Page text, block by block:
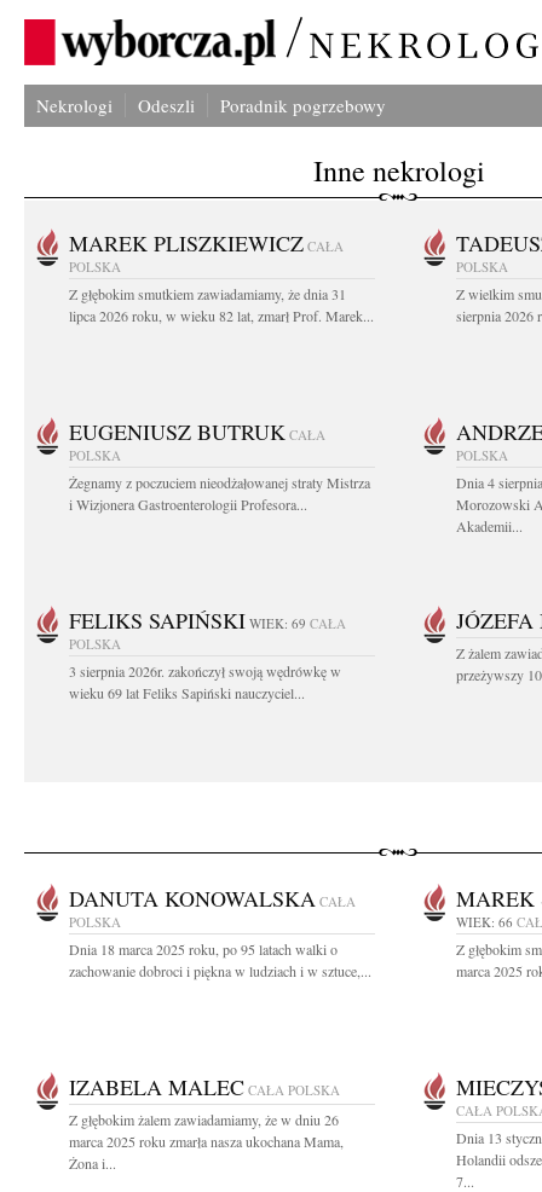
Nekrologi Odeszli Poradnik pogrzebowy
Inne nekrologi
MAREK PLISZKIEWICZ CAŁA
POLSKA
Z głębokim smutkiem zawiadamiamy, że dnia 31
lipca 2026 roku, w wieku 82 lat, zmarł Prof. Marek...
POLSKA
Z wielkim
sierpnia 2026
EUGENIUSZ BUTRUK CAŁA
POLSKA
Żegnamy z poczuciem nieodżałowanej straty Mistrza
i Wizjonera Gastroenterologii Profesora...
POLSKA
Dnia 4
Morozowski
Akademii...
FELIKS SAPIŃSKI WIEK: 69 CAŁA
POLSKA
3 sierpnia 2026r. zakończył swoją wędrówkę w
wieku 69 lat Feliks Sapiński nauczyciel...
Z żalem
przeżywszy
DANUTA KONOWALSKA CAŁA
POLSKA
Dnia 18 marca 2025 roku, po 95 latach walki o
zachowanie dobroci i piękna w ludziach i w sztuce,...
MAREK
WIEK: 66
Z głębokim
marca 2025
IZABELA MALEC CAŁA POLSKA
Z głębokim żalem zawiadamiamy, że w dniu 26
marca 2025 roku zmarła nasza ukochana Mama,
Żona i...
CAŁA
Dnia 13
Holandii
7...